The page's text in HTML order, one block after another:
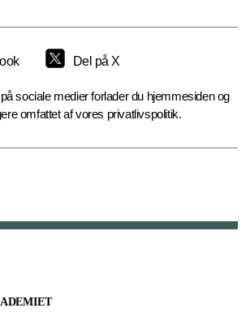
Del på X
sociale medier forlader du hjemmesiden og
omfattet af vores privatlivspolitik.